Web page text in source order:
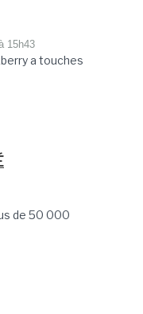
15h43
a touches
de 50 000